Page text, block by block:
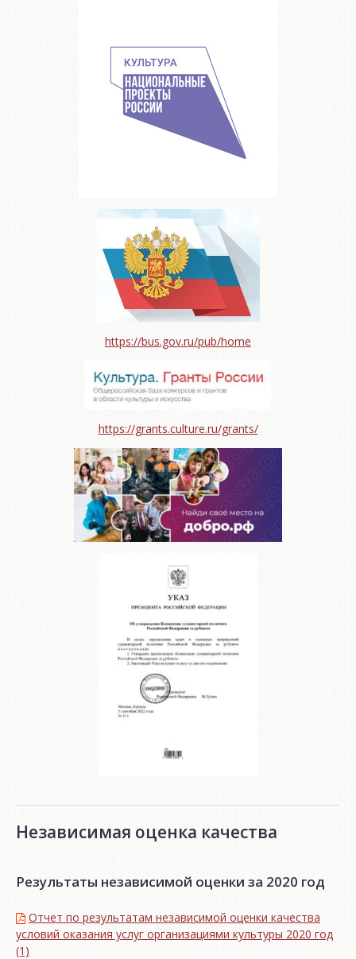
https://bus.gov.ru/pub/home
https://grants.culture.ru/grants/
Независимая оценка качества
Результаты независимой оценки за 2020 год
Отчет по результатам независимой оценки качества
условий оказания услуг организациями культуры 2020 год
(1)